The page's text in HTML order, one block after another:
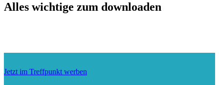
Alles wichtige zum downloaden
Jetzt im Treffpunkt werben